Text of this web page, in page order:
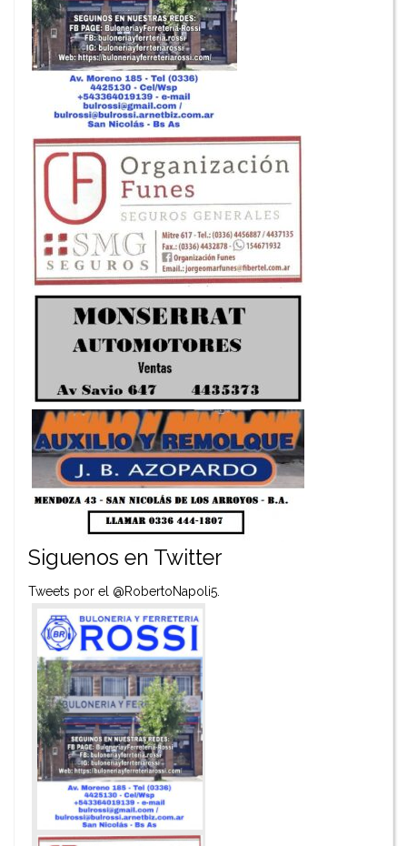
Siguenos en Twitter
Tweets por el @RobertoNapoli5.